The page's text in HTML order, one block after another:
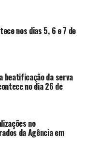
nos dias 5, 6 e 7 de
beatificação da serva
no dia 26 de
no
da Agência em